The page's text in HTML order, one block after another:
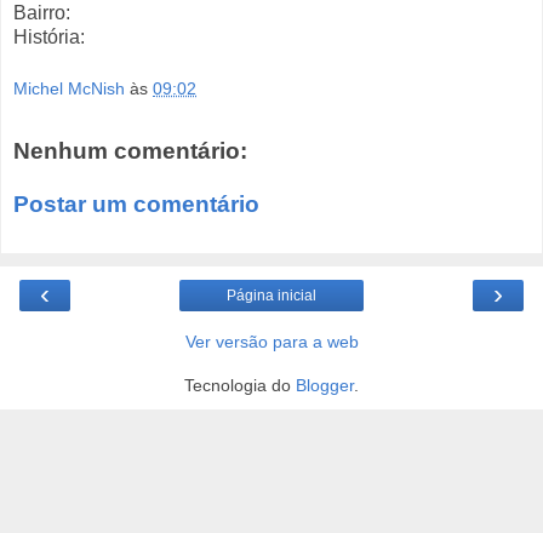
Bairro:
História:
Michel McNish às 09:02
Nenhum comentário:
Postar um comentário
‹ ›
Página inicial
Ver versão para a web
Tecnologia do Blogger.